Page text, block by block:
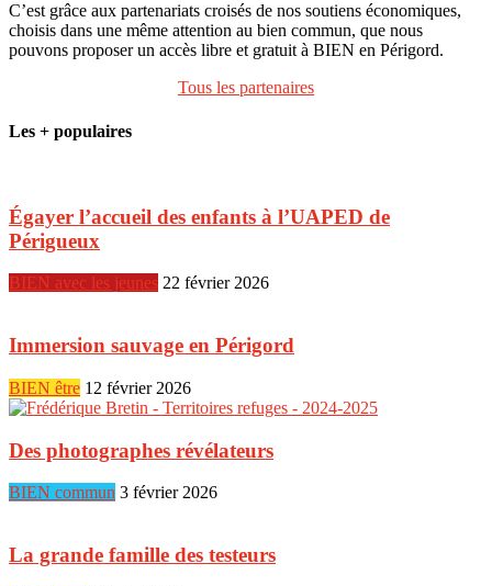
C’est grâce aux partenariats croisés de nos soutiens économiques,
choisis dans une même attention au bien commun, que nous
pouvons proposer un accès libre et gratuit à BIEN en Périgord.
Tous les partenaires
Les + populaires
Égayer l’accueil des enfants à l’UAPED de
Périgueux
BIEN avec les jeunes 22 février 2026
Immersion sauvage en Périgord
BIEN être 12 février 2026
Des photographes révélateurs
BIEN commun 3 février 2026
La grande famille des testeurs